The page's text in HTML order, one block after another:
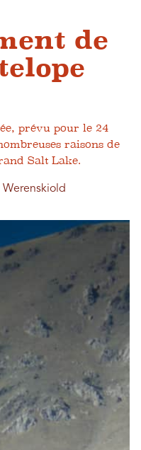
de
prévu pour le 24
raisons de
Salt Lake.
Werenskiold